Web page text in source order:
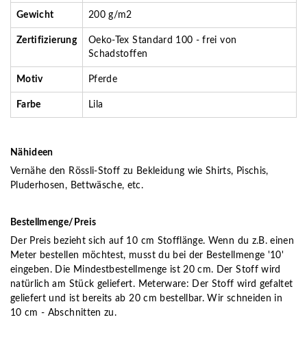
Gewicht 200 g/m2
Zertifizierung
Oeko-Tex Standard 100 - frei von
Schadstoffen
Motiv Pferde
Farbe Lila
Nähideen
Vernähe den Rössli-Stoff zu Bekleidung wie Shirts, Pischis,
Pluderhosen, Bettwäsche, etc.
Bestellmenge/Preis
Der Preis bezieht sich auf 10 cm Stofflänge. Wenn du z.B. einen
Meter bestellen möchtest, musst du bei der Bestellmenge '10'
eingeben. Die Mindestbestellmenge ist 20 cm. Der Stoff wird
natürlich am Stück geliefert. Meterware: Der Stoff wird gefaltet
geliefert und ist bereits ab 20 cm bestellbar. Wir schneiden in
10 cm - Abschnitten zu.